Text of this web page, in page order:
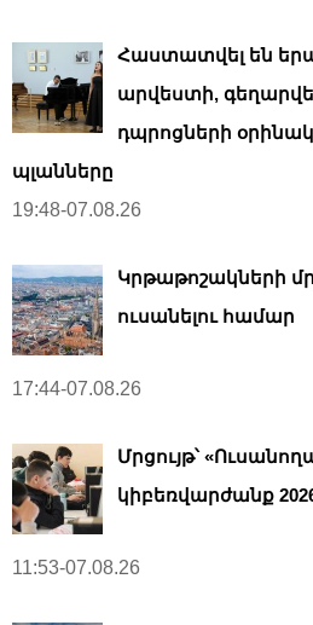
Հաստատվել են
արվեստի,
դպրոցների
պլանները
19:48-07.08.26
Կրթաթոշակների
ուսանելու համար
17:44-07.08.26
Մրցույթ՝
կիբեռվարժանք
11:53-07.08.26